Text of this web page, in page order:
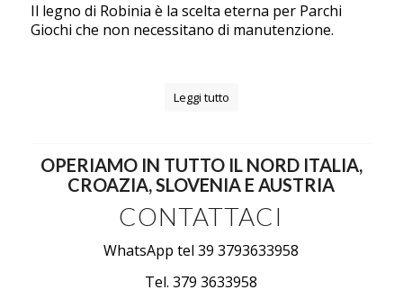
Il legno di Robinia è la scelta eterna per Parchi
Giochi che non necessitano di manutenzione.
Leggi tutto
OPERIAMO IN TUTTO IL NORD ITALIA,
CROAZIA, SLOVENIA E AUSTRIA
CONTATTACI
WhatsApp tel 39 3793633958
Tel. 379 3633958